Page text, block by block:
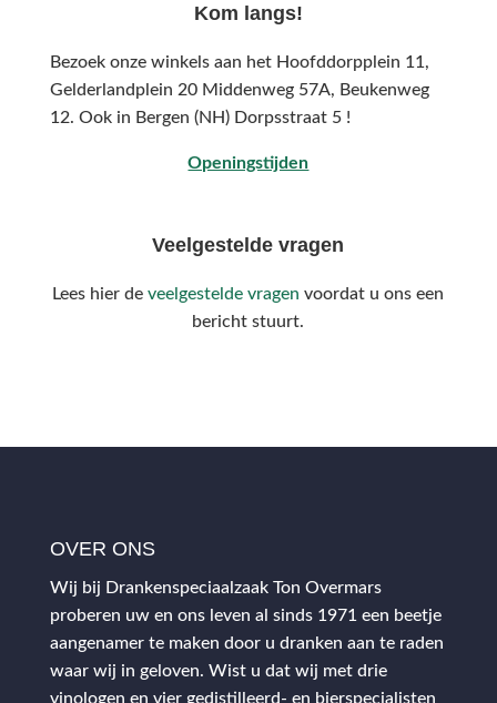
Kom langs!
Bezoek onze winkels aan het Hoofddorpplein 11,
Gelderlandplein 20 Middenweg 57A, Beukenweg
12. Ook in Bergen (NH) Dorpsstraat 5 !
Openingstijden
Veelgestelde vragen
Lees hier deveelgestelde vragen voordat u ons een
bericht stuurt.
OVER ONS
Wij bij Drankenspeciaalzaak Ton Overmars
proberen uw en ons leven al sinds 1971 een beetje
aangenamer te maken door u dranken aan te raden
waar wij in geloven. Wist u dat wij met drie
vinologen en vier gedistilleerd- en bierspecialisten